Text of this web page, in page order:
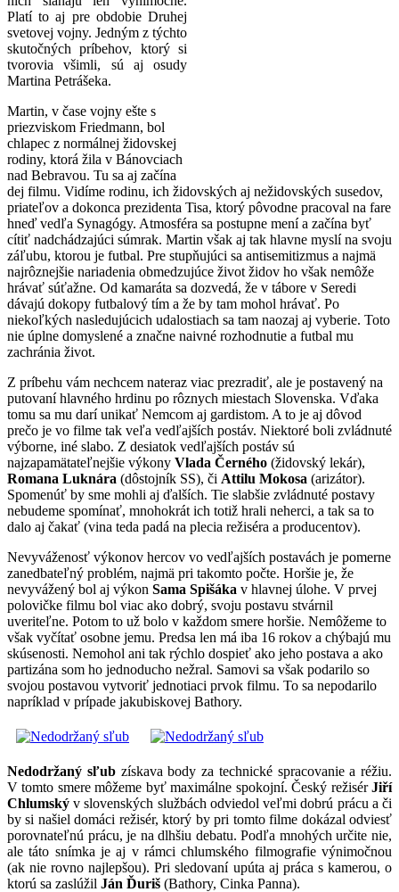
Platí to aj pre obdobie Druhej
svetovej vojny. Jedným z týchto
skutočných príbehov, ktorý si
tvorovia všimli, sú aj osudy
Martina Petrášeka.
Martin, v čase vojny ešte s
priezviskom Friedmann, bol
chlapec z normálnej židovskej
rodiny, ktorá žila v Bánovciach
nad Bebravou. Tu sa aj začína
dej filmu. Vidíme rodinu, ich židovských aj nežidovských susedov,
priateľov a dokonca prezidenta Tisa, ktorý pôvodne pracoval na fare
hneď vedľa Synagógy. Atmosféra sa postupne mení a začína byť
cítiť nadchádzajúci súmrak. Martin však aj tak hlavne myslí na svoju
záľubu, ktorou je futbal. Pre stupňujúci sa antisemitizmus a najmä
najrôznejšie nariadenia obmedzujúce život židov ho však nemôže
hrávať súťažne. Od kamaráta sa dozvedá, že v tábore v Seredi
dávajú dokopy futbalový tím a že by tam mohol hrávať. Po
niekoľkých nasledujúcich udalostiach sa tam naozaj aj vyberie. Toto
nie úplne domyslené a značne naivné rozhodnutie a futbal mu
zachránia život.
Z príbehu vám nechcem nateraz viac prezradiť, ale je postavený na
putovaní hlavného hrdinu po rôznych miestach Slovenska. Vďaka
tomu sa mu darí unikať Nemcom aj gardistom. A to je aj dôvod
prečo je vo filme tak veľa vedľajších postáv. Niektoré boli zvládnuté
výborne, iné slabo. Z desiatok vedľajších postáv sú
najzapamätateľnejšie výkony Vlada Černého (židovský lekár),
Romana Luknára (dôstojník SS), či Attilu Mokosa (arizátor).
Spomenúť by sme mohli aj ďalších. Tie slabšie zvládnuté postavy
nebudeme spomínať, mnohokrát ich totiž hrali neherci, a tak sa to
dalo aj čakať (vina teda padá na plecia režiséra a producentov).
Nevyváženosť výkonov hercov vo vedľajších postavách je pomerne
zanedbateľný problém, najmä pri takomto počte. Horšie je, že
nevyvážený bol aj výkon Sama Spišáka v hlavnej úlohe. V prvej
polovičke filmu bol viac ako dobrý, svoju postavu stvárnil
uveriteľne. Potom to už bolo v každom smere horšie. Nemôžeme to
však vyčítať osobne jemu. Predsa len má iba 16 rokov a chýbajú mu
skúsenosti. Nemohol ani tak rýchlo dospieť ako jeho postava a ako
partizána som ho jednoducho nežral. Samovi sa však podarilo so
svojou postavou vytvoriť jednotiaci prvok filmu. To sa nepodarilo
napríklad v prípade jakubiskovej Bathory.
Nedodržaný sľubzískava body za technické spracovanie a réžiu.
V tomto smere môžeme byť maximálne spokojní. Český režisérJiří
Chlumský v slovenských službách odviedol veľmi dobrú prácu a či
by si našiel domáci režisér, ktorý by pri tomto filme dokázal odviesť
porovnateľnú prácu, je na dlhšiu debatu. Podľa mnohých určite nie,
ale táto snímka je aj v rámci chlumského filmografie výnimočnou
(ak nie rovno najlepšou). Pri sledovaní upúta aj práca s kamerou, o
ktorú sa zaslúžil Ján Ďuriš (Bathory, Cinka Panna).